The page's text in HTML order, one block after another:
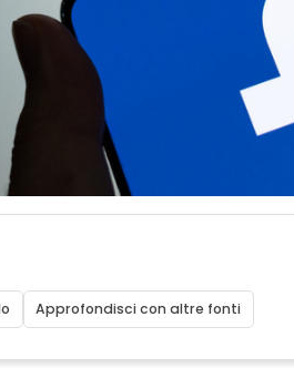
Approfondisci con altre fonti